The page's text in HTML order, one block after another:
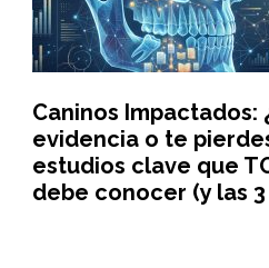
Caninos Impactados:
evidencia o te
estudios clave que
debe conocer (y las